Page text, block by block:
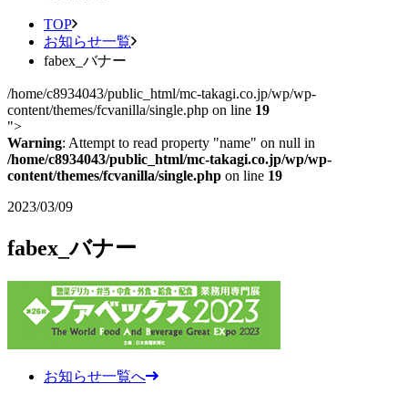
TOP
お知らせ一覧
fabex_バナー
/home/c8934043/public_html/mc-takagi.co.jp/wp/wp-
content/themes/fcvanilla/single.php on line 19
">
Warning: Attempt to read property "name" on null in
/home/c8934043/public_html/mc-takagi.co.jp/wp/wp-
content/themes/fcvanilla/single.php on line 19
2023/03/09
fabex_バナー
お知らせ一覧へ